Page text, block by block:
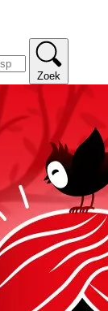
Zoek